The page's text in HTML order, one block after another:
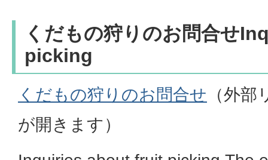
くだもの狩りのお問合せ
picking
くだもの狩りのお問合せ （外
が開きます）